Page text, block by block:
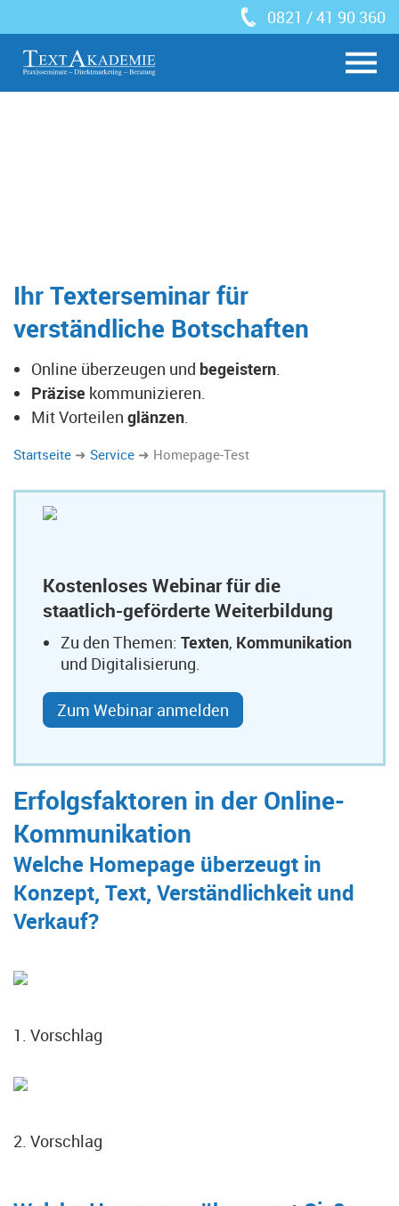
0821 / 41 90 360
Ihr Texterseminar für
verständliche Botschaften
Online überzeugen und begeistern.
Präzise kommunizieren.
Mit Vorteilen glänzen.
Startseite Service Homepage-Test
Kostenloses Webinar für die
staatlich-geförderte Weiterbildung
Zu den Themen: Texten, Kommunikation
und Digitalisierung.
Zum Webinar anmelden
Erfolgsfaktoren in der Online-
Kommunikation
Welche Homepage überzeugt in
Konzept, Text, Verständlichkeit und
Verkauf?
1. Vorschlag
2. Vorschlag